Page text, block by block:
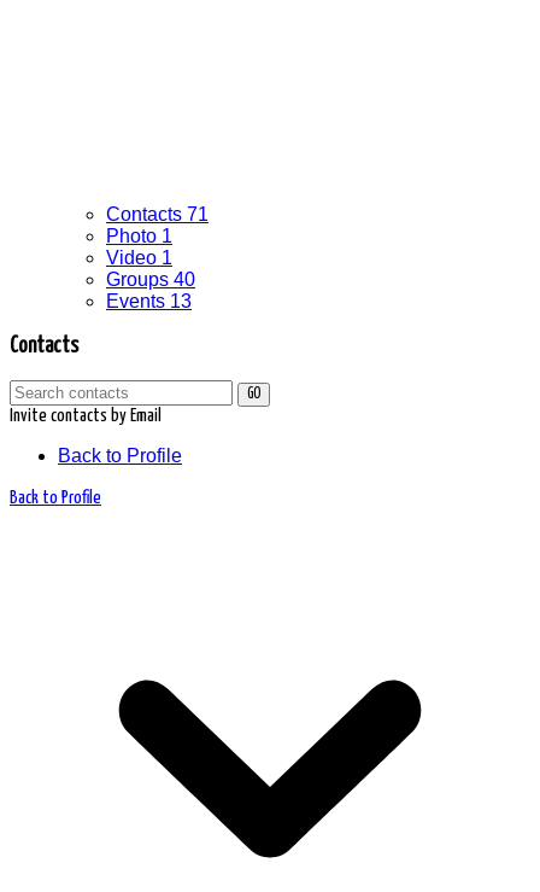
Contacts 71
Photo 1
Video 1
Groups 40
Events 13
Contacts
GO
Invite contacts by Email
Back to Profile
Back to Profile